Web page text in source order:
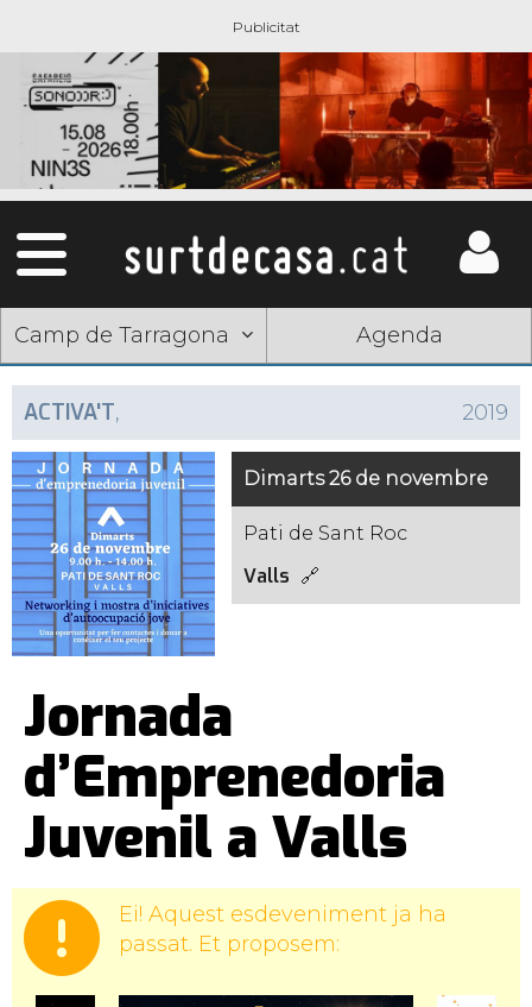
Camp de Tarragona Agenda
ACTIVA'T, 2019
Dimarts 26 de novembre
Pati de Sant Roc
Valls
Jornada
d’Emprenedoria
Juvenil a Valls
Ei! Aquest esdeveniment ja ha
passat. Et proposem: